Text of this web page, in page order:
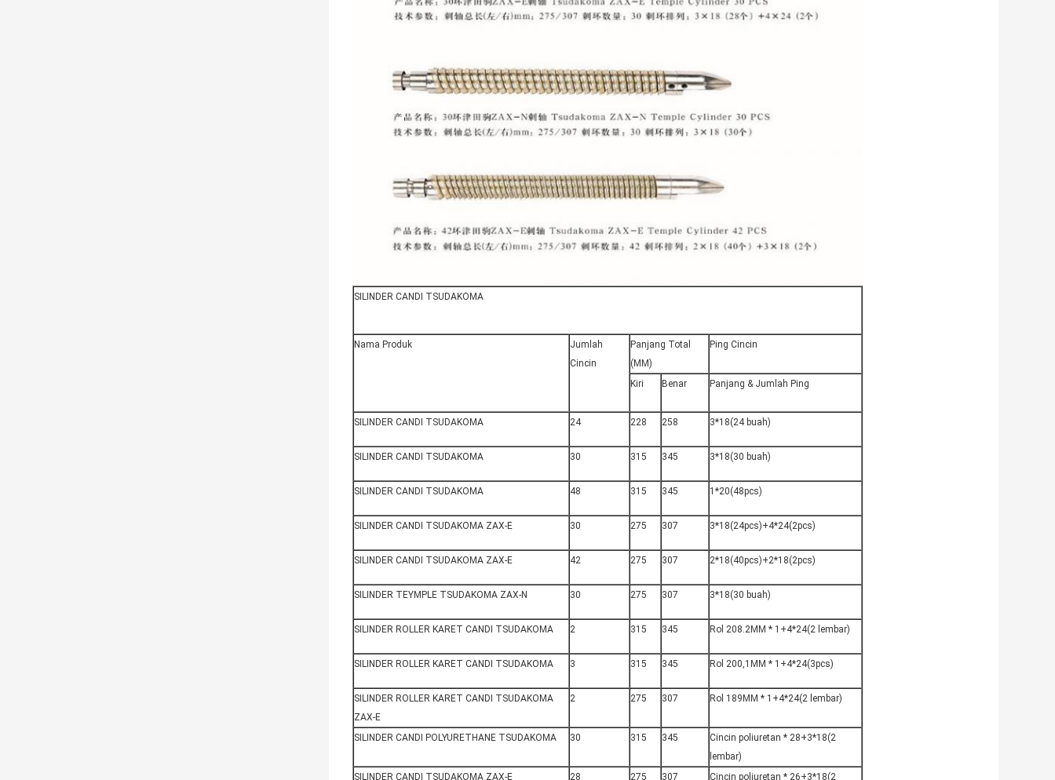
SILINDER CANDI TSUDAKOMA
Nama Produk
Jumlah
Cincin
Panjang Total
(MM)
Ping Cincin
Kiri Benar Panjang & Jumlah Ping
SILINDER CANDI TSUDAKOMA 24 228 258 3*18(24 buah)
SILINDER CANDI TSUDAKOMA 30 315 345 3*18(30 buah)
SILINDER CANDI TSUDAKOMA 48 315 345 1*20(48pcs)
SILINDER CANDI TSUDAKOMA ZAX-E 30 275 307 3*18(24pcs)+4*24(2pcs)
SILINDER CANDI TSUDAKOMA ZAX-E 42 275 307 2*18(40pcs)+2*18(2pcs)
SILINDER TEYMPLE TSUDAKOMA ZAX-N 30 275 307 3*18(30 buah)
SILINDER ROLLER KARET CANDI TSUDAKOMA 2 315 345 Rol 208.2MM * 1+4*24(2 lembar)
SILINDER ROLLER KARET CANDI TSUDAKOMA 3 315 345 Rol 200,1MM * 1+4*24(3pcs)
SILINDER ROLLER KARET CANDI TSUDAKOMA
ZAX-E
2 275 307 Rol 189MM * 1+4*24(2 lembar)
SILINDER CANDI POLYURETHANE TSUDAKOMA 30 315 345
Cincin poliuretan * 28+3*18(2
lembar)
SILINDER CANDI TSUDAKOMA ZAX-E
28 275 307 Cincin poliuretan * 26+3*18(2